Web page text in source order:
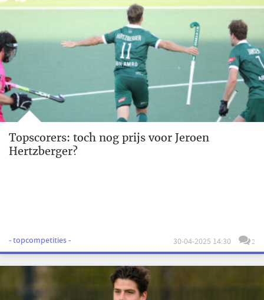
Topscorers: toch nog prijs voor Jeroen
Hertzberger?
- topcompetities - 30-04-2025 14:30 2